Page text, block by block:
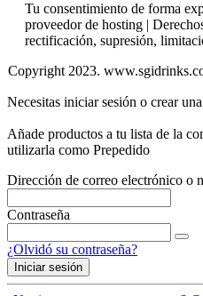
Tu consentimiento de forma
proveedor de hosting |
rectificación, supresión,
Copyright 2023.
Necesitas iniciar sesión o crear
Añade productos a tu lista de la
utilizarla como Prepedido
Dirección de correo electrónico o
Contraseña
¿Olvidó su contraseña?
Iniciar sesión